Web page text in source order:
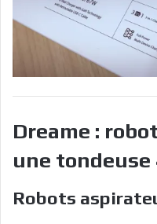
Dreame :
une tondeuse
Robots